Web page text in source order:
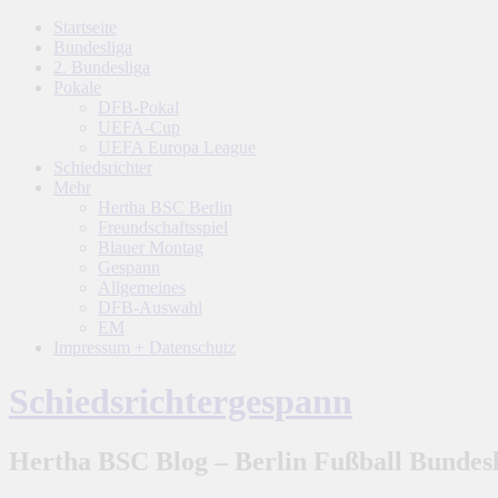
Startseite
Bundesliga
2. Bundesliga
Pokale
DFB-Pokal
UEFA-Cup
UEFA Europa League
Schiedsrichter
Mehr
Hertha BSC Berlin
Freundschaftsspiel
Blauer Montag
Gespann
Allgemeines
DFB-Auswahl
EM
Impressum + Datenschutz
Schiedsrichtergespann
Hertha BSC Blog – Berlin Fußball